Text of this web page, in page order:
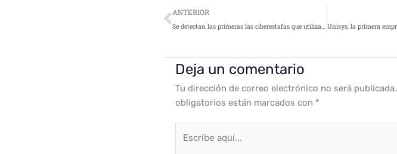
Ant
ANTERIOR
Se detectan las primeras las ciberestafas que utilizan el terremoto de Turquía y Siria como gancho
Deja un comentario
Tu dirección de correo electrónico no será publicada.
obligatorios están marcados con *
aquí...